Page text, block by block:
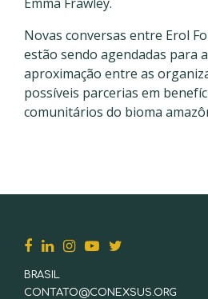
Novas conversas entre Erol
estão sendo agendadas para
aproximação entre as
possíveis parcerias em
comunitários do bioma
BRASIL
CONTATO@CONEXSUS.ORG